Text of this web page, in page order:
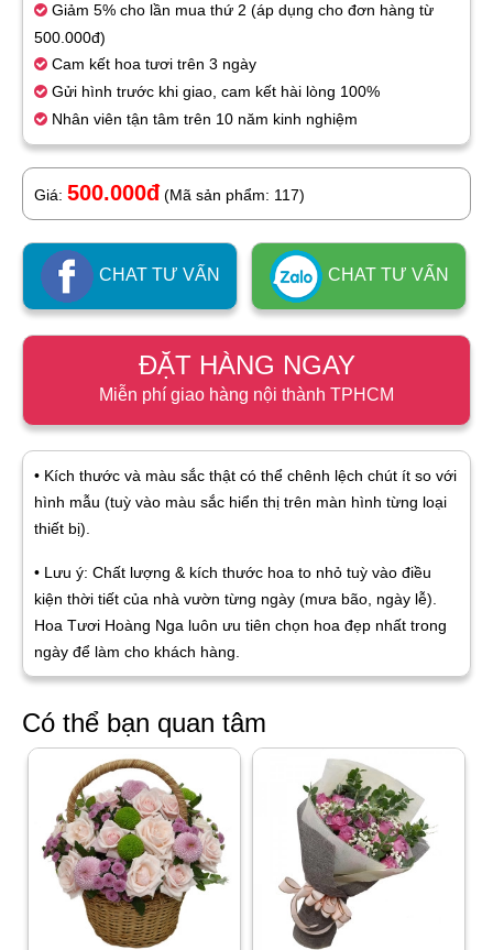
Giảm 5% cho lần mua thứ 2 (áp dụng cho đơn hàng từ
500.000đ)
Cam kết hoa tươi trên 3 ngày
Gửi hình trước khi giao, cam kết hài lòng 100%
Nhân viên tận tâm trên 10 năm kinh nghiệm
Giá: 500.000đ (Mã sản phẩm: 117)
CHAT TƯ VẤN CHAT TƯ VẤN
ĐẶT HÀNG NGAY
Miễn phí giao hàng nội thành TPHCM
• Kích thước và màu sắc thật có thể chênh lệch chút ít so với
hình mẫu (tuỳ vào màu sắc hiển thị trên màn hình từng loại
thiết bị).
• Lưu ý: Chất lượng & kích thước hoa to nhỏ tuỳ vào điều
kiện thời tiết của nhà vườn từng ngày (mưa bão, ngày lễ).
Hoa Tươi Hoàng Nga luôn ưu tiên chọn hoa đẹp nhất trong
ngày để làm cho khách hàng.
Có thể bạn quan tâm